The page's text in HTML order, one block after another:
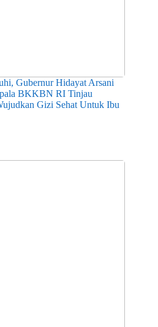
Gubernur Hidayat Arsani
BKKBN RI Tinjau
Gizi Sehat Untuk Ibu